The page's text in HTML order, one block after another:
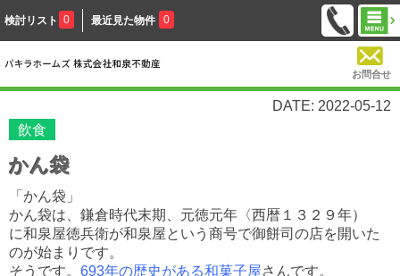
検討リスト 0 最近見た物件 0
お問合せ
DATE: 2022-05-12
飲食
かん袋
「かん袋」
かん袋は、鎌倉時代末期、元徳元年〈西暦１３２９年）
に和泉屋徳兵衛が和泉屋という商号で御餅司の店を開いた
のが始まりです。
そうです。 693年の歴史がある和菓子屋さんです。